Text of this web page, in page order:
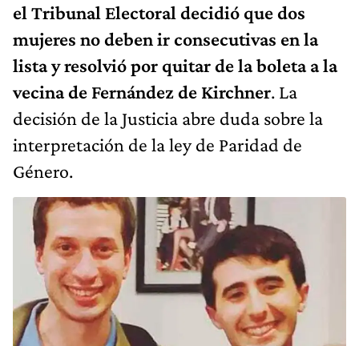
el Tribunal Electoral decidió que dos
mujeres no deben ir consecutivas en la
lista y resolvió por quitar de la boleta a la
vecina de Fernández de Kirchner. La
decisión de la Justicia abre duda sobre la
interpretación de la ley de Paridad de
Género.